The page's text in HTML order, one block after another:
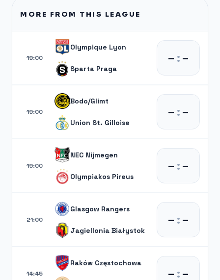
MORE FROM THIS LEAGUE
19:00
Olympique Lyon
Sparta Praga
– :–
19:00
Bodo/Glimt
Union St. Gilloise
– :–
19:00
NEC Nijmegen
Olympiakos Pireus
– :–
21:00
Glasgow Rangers
Jagiellonia Białystok
– :–
14:45
Raków Częstochowa
– :–